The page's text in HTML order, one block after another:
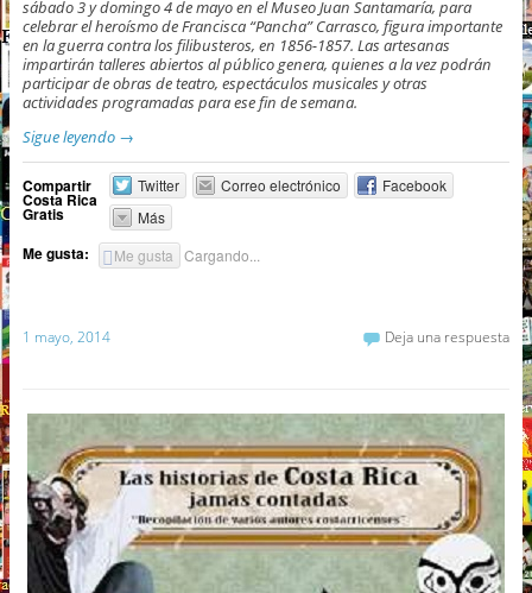
sábado 3 y domingo 4 de mayo en el Museo Juan Santamaría, para
celebrar el heroísmo de Francisca “Pancha” Carrasco, figura importante
en la guerra contra los filibusteros, en 1856-1857. Las artesanas
impartirán talleres abiertos al público genera, quienes a la vez podrán
participar de obras de teatro, espectáculos musicales y otras
actividades programadas para ese fin de semana.
Sigue leyendo →
Compartir
Costa Rica
Gratis
Twitter Correo electrónico
Facebook
Más
Me gusta: Me gusta Cargando...
1 mayo, 2014 Deja una respuesta